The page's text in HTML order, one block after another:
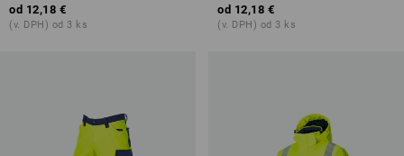
od 12,18 €
(v. DPH) od 3 ks
od 12,18 €
(v. DPH) od 3 ks